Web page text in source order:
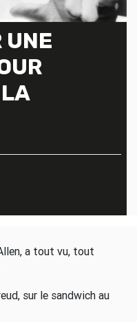
UNE
a tout vu, tout
sur le sandwich au